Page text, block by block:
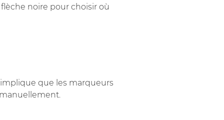
noire pour choisir où
que les marqueurs